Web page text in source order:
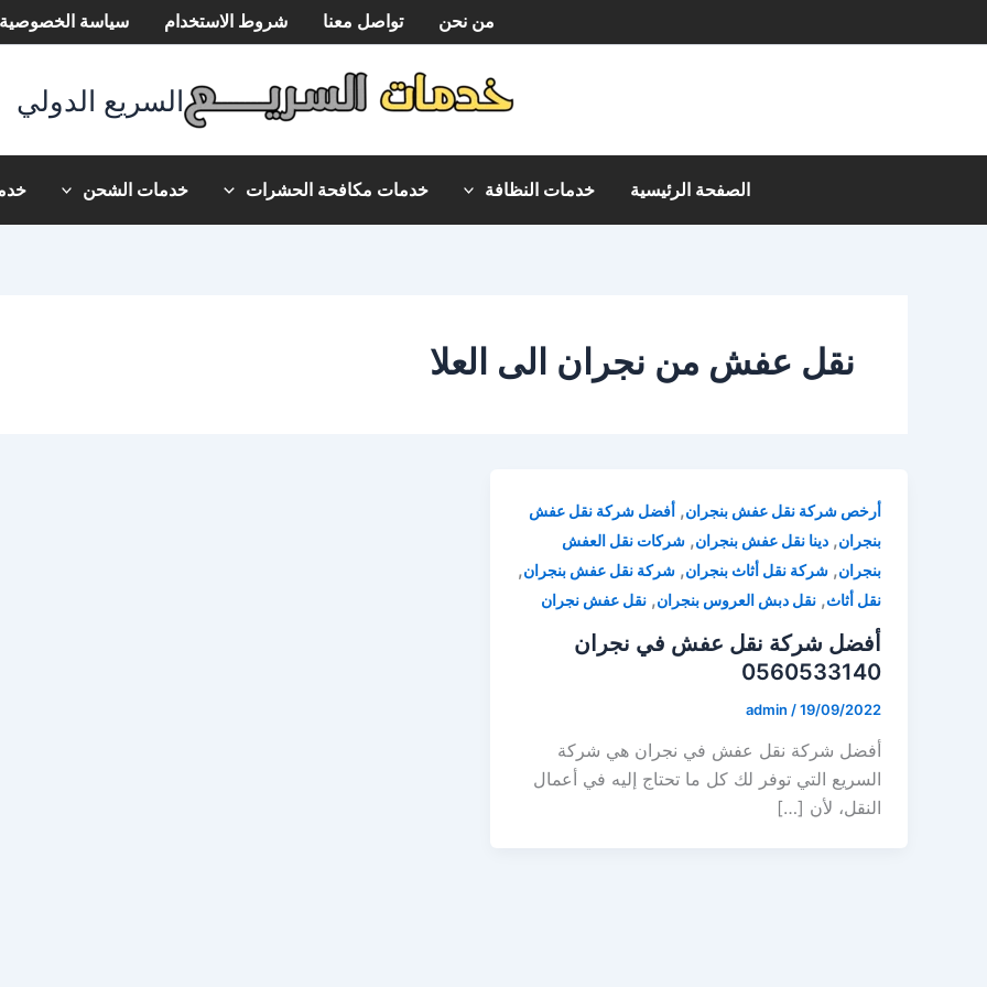
إلى
من نحن تواصل معنا شروط الاستخدام سياسة الخصوصية
السريع الدولي
الصفحة الرئيسية خدمات النظافة خدمات مكافحة الحشرات خدمات الشحن
نقل عفش من نجران الى العلا
أرخص شركة نقل عفش بنجران, أفضل شركة نقل عفش
بنجران, دينا نقل عفش بنجران, شركات نقل العفش
بنجران, شركة نقل أثاث بنجران, شركة نقل عفش بنجران,
نقل أثاث, نقل دبش العروس بنجران, نقل عفش نجران
أفضل شركة نقل عفش في نجران
0560533140
admin /19/09/2022
أفضل شركة نقل عفش في نجران هي شركة
السريع التي توفر لك كل ما تحتاج إليه في أعمال
النقل، لأن […]